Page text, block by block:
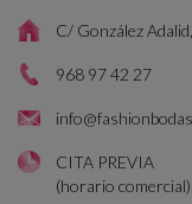
C/ González
968 97 42 27
CITA PREVIA
(horario comercial)